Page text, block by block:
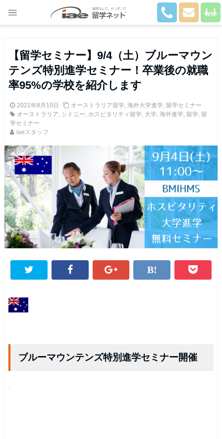
【留学セミナー】9/4（土）ブルーマウン
テンズ特別進学セミナー！卒業後の就職
率95%の学校を紹介します
2021年8月10日 オーストラリア留学, 海外大学進学, 留学セミナー
オーストラリア, シドニー, ホスピタリティ留学, 大学, 海外進学, 留学, 留
学セミナー
iaeスタッフ
ブルーマウンテンズ特別進学セミナー開催